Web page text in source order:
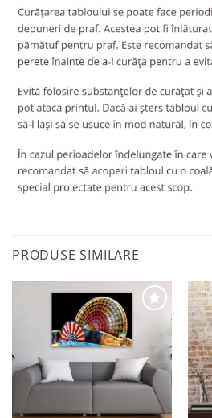
PRODUSE SIMILARE
Adaugă
la
favorite